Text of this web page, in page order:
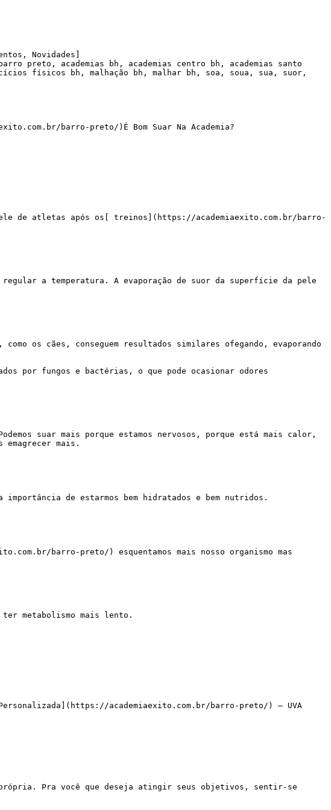
Novidades]
preto, academias bh, academias centro bh, academias santo
físicos bh, malhação bh, malhar bh, soa, soua, sua, suor,
barro-preto/)É Bom Suar Na Academia?
mais.
academiaexito.com.br/barro-preto/) – UVA